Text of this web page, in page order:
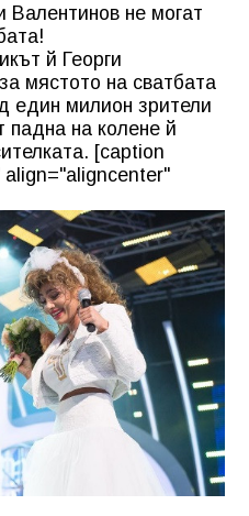
Валентинов не могат
й Георги
мястото на сватбата
един милион зрители
на колене й
[caption